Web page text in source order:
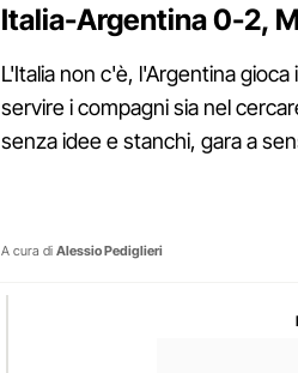
Italia-Argentina 0-2,
L'Italia non c'è, l'Argentina
servire i compagni sia nel
senza idee e stanchi, gara a
A cura di Alessio Pediglieri